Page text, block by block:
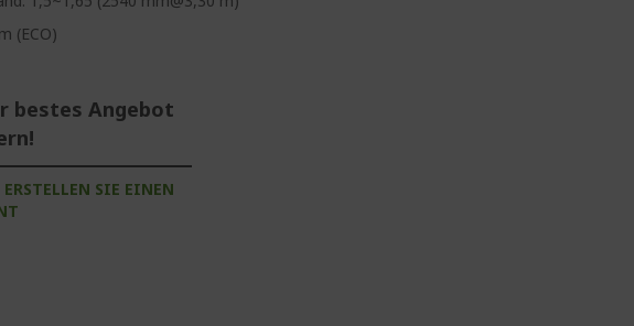
(ECO)
bestes Angebot
ERSTELLEN SIE EINEN